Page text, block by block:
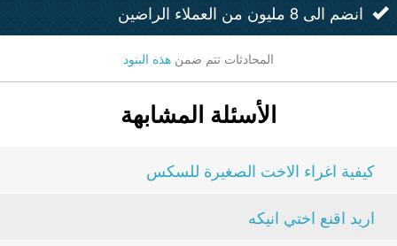
انضم الى 8 مليون من العملاء الراضين
المحادثات تتم ضمن هذه البنود
الأسئلة المشابهة
كيفية اغراء الاخت الصغيرة للسكس
اريد اقنع اختي انيكه